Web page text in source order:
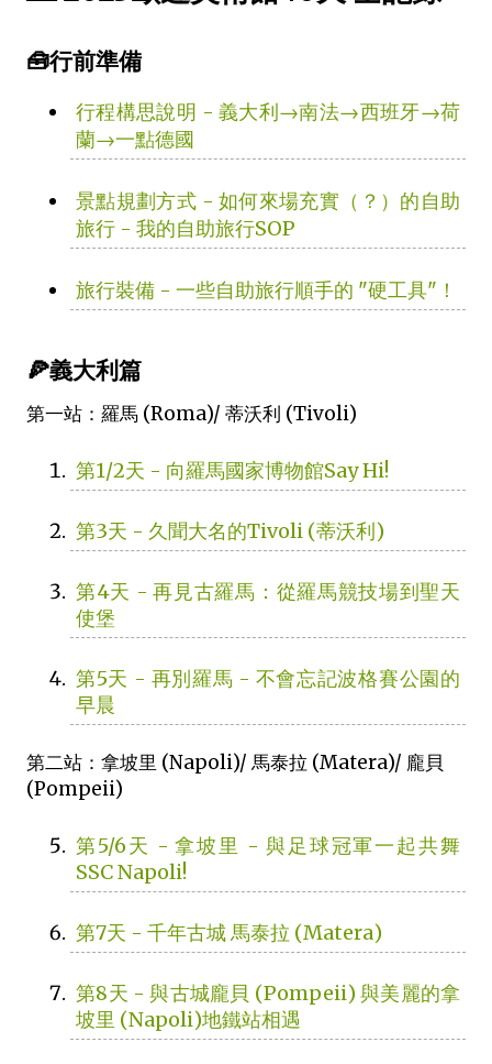
🧰行前準備
行程構思說明 - 義大利→南法→西班牙→荷
蘭→一點德國
景點規劃方式 - 如何來場充實（？）的自助
旅行 - 我的自助旅行SOP
旅行裝備 - 一些自助旅行順手的 "硬工具"！
🍕義大利篇
第一站：羅馬 (Roma)/ 蒂沃利 (Tivoli)
第1/2天 - 向羅馬國家博物館Say Hi!
第3天 - 久聞大名的Tivoli (蒂沃利)
第4天 - 再見古羅馬：從羅馬競技場到聖天
使堡
第5天 - 再別羅馬 - 不會忘記波格賽公園的
早晨
第二站：拿坡里 (Napoli)/ 馬泰拉 (Matera)/ 龐貝
(Pompeii)
第5/6天 - 拿坡里 - 與足球冠軍一起共舞
SSC Napoli!
第7天 - 千年古城 馬泰拉 (Matera)
第8天 - 與古城龐貝 (Pompeii) 與美麗的拿
坡里 (Napoli)地鐵站相遇